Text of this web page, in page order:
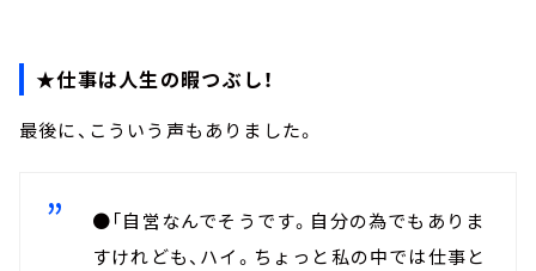
★仕事は人生の暇つぶし！
最後に、こういう声もありました。
●「自営なんでそうです。自分の為でもありま
すけれども、ハイ。ちょっと私の中では仕事と